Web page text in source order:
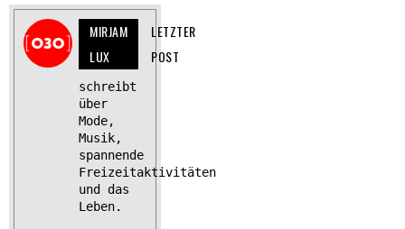
MIRJAM
LUX
LETZTER
POST
schreibt
über
Mode,
Musik,
spannende
Freizeitaktivitäten
und das
Leben.